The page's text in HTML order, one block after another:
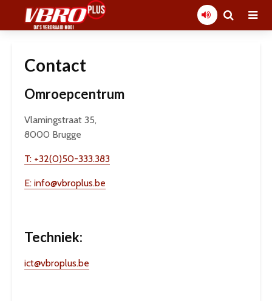
Contact
Omroepcentrum
Vlamingstraat 35,
8000 Brugge
T: +32(0)50-333.383
E: info@vbroplus.be
Techniek:
ict@vbroplus.be